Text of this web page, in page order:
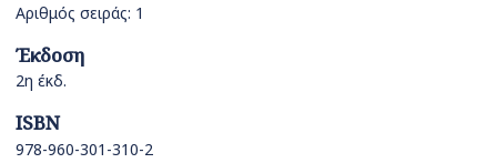
Αριθμός σειράς: 1
Έκδοση
2η έκδ.
ISBN
978-960-301-310-2